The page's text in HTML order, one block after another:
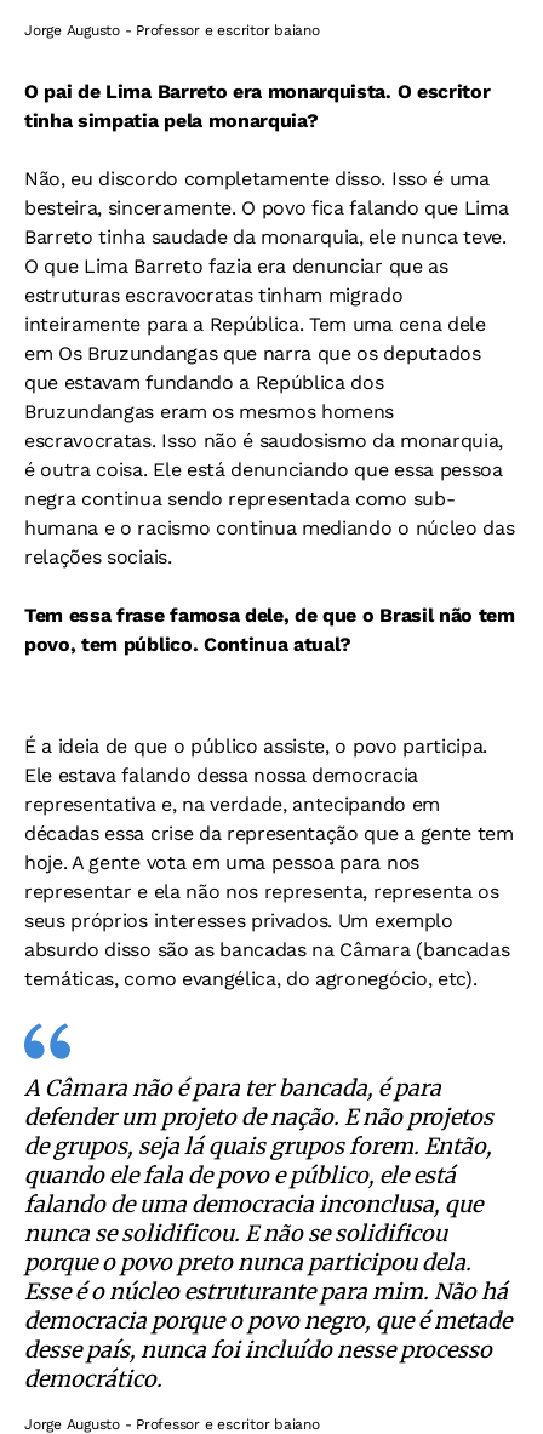
Jorge Augusto - Professor e escritor baiano
O pai de Lima Barreto era monarquista. O escritor
tinha simpatia pela monarquia?
Não, eu discordo completamente disso. Isso é uma
besteira, sinceramente. O povo fica falando que Lima
Barreto tinha saudade da monarquia, ele nunca teve.
O que Lima Barreto fazia era denunciar que as
estruturas escravocratas tinham migrado
inteiramente para a República. Tem uma cena dele
em Os Bruzundangas que narra que os deputados
que estavam fundando a República dos
Bruzundangas eram os mesmos homens
escravocratas. Isso não é saudosismo da monarquia,
é outra coisa. Ele está denunciando que essa pessoa
negra continua sendo representada como sub-
humana e o racismo continua mediando o núcleo das
relações sociais.
Tem essa frase famosa dele, de que o Brasil não tem
povo, tem público. Continua atual?
É a ideia de que o público assiste, o povo participa.
Ele estava falando dessa nossa democracia
representativa e, na verdade, antecipando em
décadas essa crise da representação que a gente tem
hoje. A gente vota em uma pessoa para nos
representar e ela não nos representa, representa os
seus próprios interesses privados. Um exemplo
absurdo disso são as bancadas na Câmara (bancadas
temáticas, como evangélica, do agronegócio, etc).
A Câmara não é para ter bancada, é para
defender um projeto de nação. E não projetos
de grupos, seja lá quais grupos forem. Então,
quando ele fala de povo e público, ele está
falando de uma democracia inconclusa, que
nunca se solidificou. E não se solidificou
porque o povo preto nunca participou dela.
Esse é o núcleo estruturante para mim. Não há
democracia porque o povo negro, que é metade
desse país, nunca foi incluído nesse processo
democrático.
Jorge Augusto - Professor e escritor baiano